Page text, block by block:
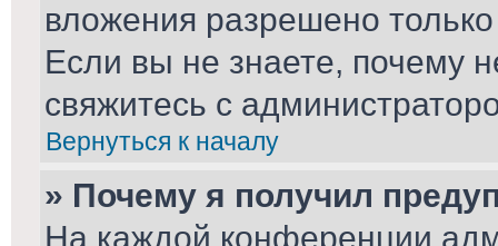
вложения разрешено
Если вы не знаете, почему
свяжитесь с
Вернуться к началу
» Почему я получил
На каждой конференции